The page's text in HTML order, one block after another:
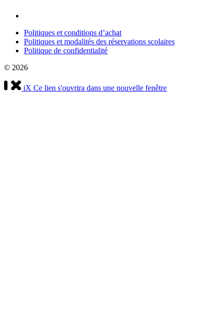
Politiques et conditions d’achat
Politiques et modalités des réservations scolaires
Politique de confidentialité
© 2026
iX Ce lien s'ouvrira dans une nouvelle fenêtre